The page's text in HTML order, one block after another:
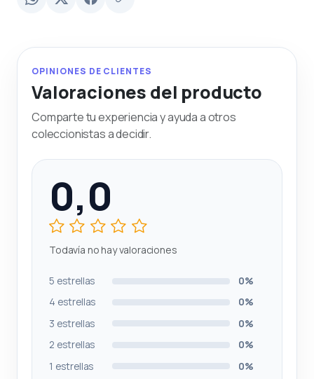
OPINIONES DE CLIENTES
Valoraciones del producto
Comparte tu experiencia y ayuda a otros
coleccionistas a decidir.
0,0
Todavía no hay valoraciones
5 estrellas
0%
4 estrellas
0%
3 estrellas
0%
2 estrellas
0%
1 estrellas
0%